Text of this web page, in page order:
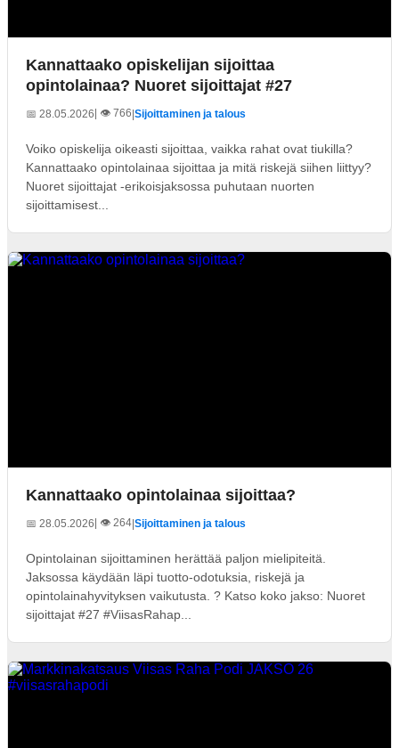
Kannattaako opiskelijan sijoittaa
opintolainaa? Nuoret sijoittajat #27
📅 28.05.2026| 👁️ 766 Sijoittaminen ja talous
Voiko opiskelija oikeasti sijoittaa, vaikka rahat ovat tiukilla?
Kannattaako opintolainaa sijoittaa ja mitä riskejä siihen liittyy?
Nuoret sijoittajat -erikoisjaksossa puhutaan nuorten
sijoittamisest...
Kannattaako opintolainaa sijoittaa?
📅 28.05.2026| 👁️ 264 Sijoittaminen ja talous
Opintolainan sijoittaminen herättää paljon mielipiteitä.
Jaksossa käydään läpi tuotto-odotuksia, riskejä ja
opintolainahyvityksen vaikutusta. ? Katso koko jakso: Nuoret
sijoittajat #27 #ViisasRahap...